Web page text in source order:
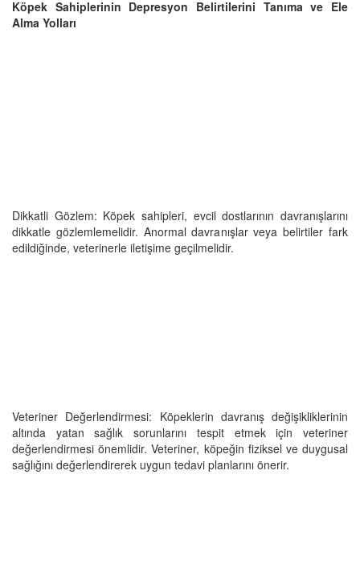
Köpek Sahiplerinin Depresyon Belirtilerini Tanıma ve Ele
Alma Yolları
Dikkatli Gözlem: Köpek sahipleri, evcil dostlarının davranışlarını
dikkatle gözlemlemelidir. Anormal davranışlar veya belirtiler fark
edildiğinde, veterinerle iletişime geçilmelidir.
Veteriner Değerlendirmesi: Köpeklerin davranış değişikliklerinin
altında yatan sağlık sorunlarını tespit etmek için veteriner
değerlendirmesi önemlidir. Veteriner, köpeğin fiziksel ve duygusal
sağlığını değerlendirerek uygun tedavi planlarını önerir.